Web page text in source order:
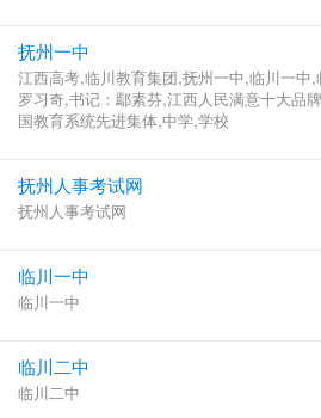
抚州一中
江西高考,临川教育集团,抚州一中,临川一中,
罗习奇,书记：鄢素芬,江西人民满意十大品
国教育系统先进集体,中学,学校
抚州人事考试网
抚州人事考试网
临川一中
临川一中
临川二中
临川二中